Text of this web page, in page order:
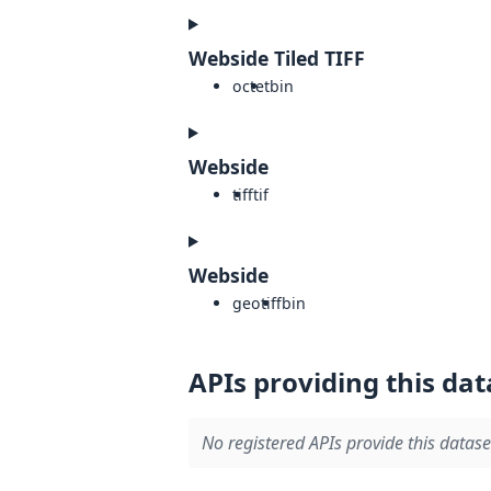
Webside Tiled TIFF
octetbin
Webside
tifftif
Webside
geotiffbin
APIs providing this
No registered APIs provide this